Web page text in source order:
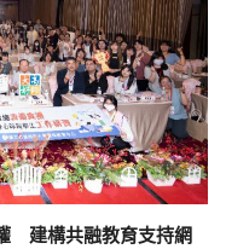
建構共融教育支持網